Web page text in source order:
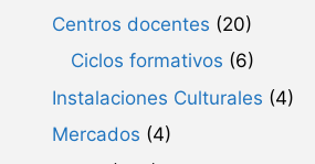
Centros docentes (20)
Ciclos formativos (6)
Instalaciones Culturales (4)
Mercados (4)